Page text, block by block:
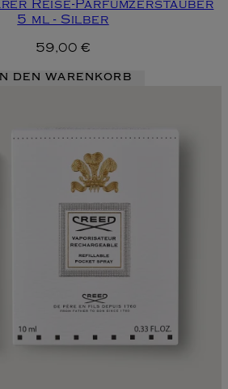
Reise-Parfümzerstäuber
5 ml - Silber
59,00 €
DEN WARENKORB